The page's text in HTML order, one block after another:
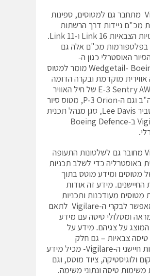
Vigilare מתחבר גם למטוסים, ספינות
מכ"ם ניידות דרך הרשתות
האלחוטיות הצבאיות 16 Link ו-Link 11.
בפלטפורמות מכ"ם אלה גם
האוסטרלי כגון ה-
Wedgetail- Boeing 737 מומר למטוס
מוקדמת ובקרה הדומה
ל-E-3 Sentry AWACS של חיל האוויר
של ארה"ב וגם ה-P-3 Orion, מטוס סיור
ימי, מסביר Lee Davis, סגן מנהל תכנית
Vigilare מחובר גם לשלטונות התעופה
באוסטרליה כדי לשלב תכניות
מטוסים ומידע מוטס בתוך
החיישנים. מידע זה אודות
מטוסים מעודכנות ותכניות
טיסה מאפשר לבקרי ה-Vigilare לתאם
ומסלולי טיסה עם מידע
על צגיהם. מידע על
טיסה צבאיות – גם חלק
ממבואות חיישני ה-Vigilare- מכיל מידע
ולוגיסטיקה, ציוד מוטס, וגם
משימות טיסה ונתוני משימה.